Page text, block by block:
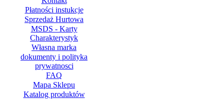
Płatności instukcje
Sprzedaż Hurtowa
MSDS - Karty
Charakterystyk
Własna marka
dokumenty i polityka
prywatnosci
FAQ
Mapa Sklepu
Katalog produktów